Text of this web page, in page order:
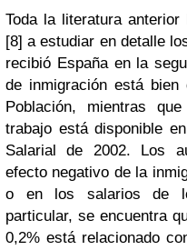
Toda la literatura
[8] a estudiar en detalle
recibió España en la
de inmigración está bien
Población, mientras
trabajo está disponible
Salarial de 2002. Los
efecto negativo de la
o en los salarios de
particular, se encuentra
0,2% está relacionado